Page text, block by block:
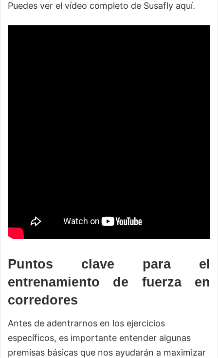
Puedes ver el vídeo completo de Susafly aquí.
Puntos clave para el
entrenamiento de fuerza en
corredores
Antes de adentrarnos en los ejercicios
específicos, es importante entender algunas
premisas básicas que nos ayudarán a maximizar